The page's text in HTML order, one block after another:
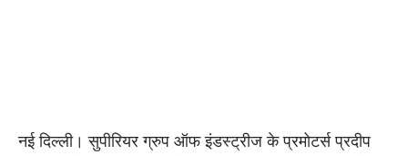
नई दिल्ली। सुपीरियर ग्रुप ऑफ इंडस्ट्रीज के प्रमोटर्स प्रदीप